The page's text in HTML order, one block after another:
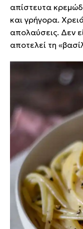
απίστευτα
και γρήγορα.
απολαύσεις. Δεν
αποτελεί τη